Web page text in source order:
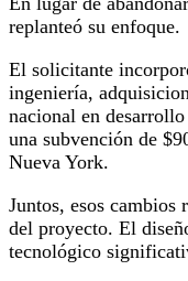
replanteó su enfoque.
El solicitante
ingeniería,
nacional en
una subvención de
Nueva York.
Juntos, esos
del proyecto. El
tecnológico